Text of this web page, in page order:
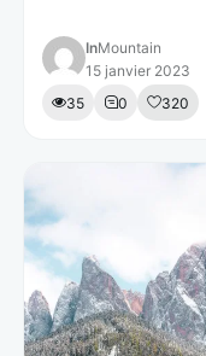
InMountain
15 janvier 2023
35
0 320